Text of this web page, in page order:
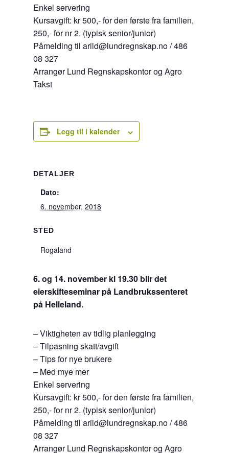
Enkel servering
Kursavgift: kr 500,- for den første fra familien,
250,- for nr 2. (typisk senior/junior)
Påmelding til arild@lundregnskap.no / 486
08 327
Arrangør Lund Regnskapskontor og Agro
Takst
Legg til i kalender
DETALJER
Dato:
6. november, 2018
STED
Rogaland
6. og 14. november kl 19.30 blir det
eierskifteseminar på Landbrukssenteret
på Helleland.
– Viktigheten av tidlig planlegging
– Tilpasning skatt/avgift
– Tips for nye brukere
– Med mye mer
Enkel servering
Kursavgift: kr 500,- for den første fra familien,
250,- for nr 2. (typisk senior/junior)
Påmelding til arild@lundregnskap.no / 486
08 327
Arrangør Lund Regnskapskontor og Agro